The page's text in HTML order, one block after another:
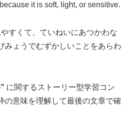
it is soft, light, or sensitive.
すくて、ていねいにあつかわな
みょうでむずかしいことをあらわ
に関するストーリー型学習コン
の意味を理解して最後の文章で確